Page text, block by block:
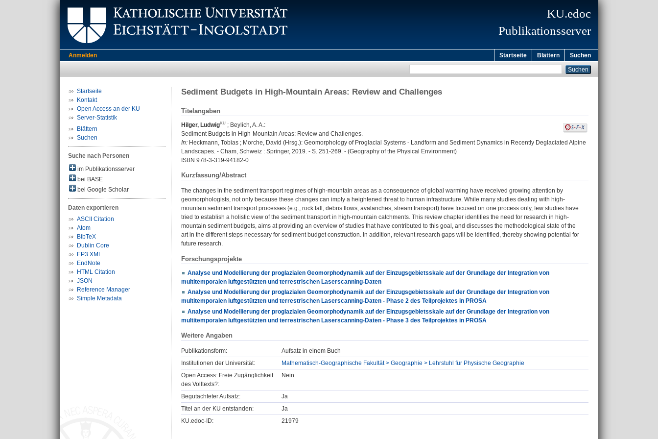
KU.edoc
Publikationsserver
Anmelden Startseite Blättern Suchen
Startseite
Kontakt
Open Access an der KU
Server-Statistik
Blättern
Suchen
Suche nach Personen
im Publikationsserver
bei BASE
bei Google Scholar
Daten exportieren
ASCII Citation
Atom
BibTeX
Dublin Core
EP3 XML
EndNote
HTML Citation
JSON
Reference Manager
Simple Metadata
Sediment Budgets in High-Mountain Areas: Review and Challenges
Titelangaben
Hilger, Ludwig ; Beylich, A. A.:
Sediment Budgets in High-Mountain Areas: Review and Challenges.
In: Heckmann, Tobias ; Morche, David (Hrsg.): Geomorphology of Proglacial Systems - Landform and Sediment Dynamics in Recently Deglaciated Alpine
Landscapes. - Cham, Schweiz : Springer, 2019. - S. 251-269. - (Geography of the Physical Environment)
ISBN 978-3-319-94182-0
Kurzfassung/Abstract
The changes in the sediment transport regimes of high-mountain areas as a consequence of global warming have received growing attention by
geomorphologists, not only because these changes can imply a heightened threat to human infrastructure. While many studies dealing with high-
mountain sediment transport processes (e.g., rock fall, debris flows, avalanches, stream transport) have focused on one process only, few studies have
tried to establish a holistic view of the sediment transport in high-mountain catchments. This review chapter identifies the need for research in high-
mountain sediment budgets, aims at providing an overview of studies that have contributed to this goal, and discusses the methodological state of the
art in the different steps necessary for sediment budget construction. In addition, relevant research gaps will be identified, thereby showing potential for
future research.
Forschungsprojekte
Analyse und Modellierung der proglazialen Geomorphodynamik auf der Einzugsgebietsskale auf der Grundlage der Integration von
multitemporalen luftgestützten und terrestrischen Laserscanning-Daten
Analyse und Modellierung der proglazialen Geomorphodynamik auf der Einzugsgebietsskale auf der Grundlage der Integration von
multitemporalen luftgestützten und terrestrischen Laserscanning-Daten - Phase 2 des Teilprojektes in PROSA
Analyse und Modellierung der proglazialen Geomorphodynamik auf der Einzugsgebietsskale auf der Grundlage der Integration von
multitemporalen luftgestützten und terrestrischen Laserscanning-Daten - Phase 3 des Teilprojektes in PROSA
Weitere Angaben
Publikationsform:
Aufsatz in einem Buch
Institutionen der Universität:
Mathematisch-Geographische Fakultät > Geographie > Lehrstuhl für Physische Geographie
Open Access: Freie Zugänglichkeit
des Volltexts?:
Nein
Begutachteter Aufsatz:
Ja
Titel an der KU entstanden:
Ja
KU.edoc-ID:
21979